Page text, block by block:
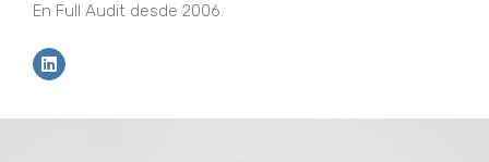
En Full Audit desde 2006.